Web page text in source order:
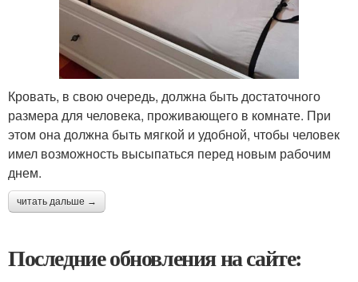
Кровать, в свою очередь, должна быть достаточного
размера для человека, проживающего в комнате. При
этом она должна быть мягкой и удобной, чтобы человек
имел возможность высыпаться перед новым рабочим
днем.
читать дальше →
Последние обновления на сайте: